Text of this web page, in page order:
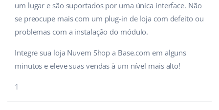
um lugar e são suportados por uma única interface. Não
se preocupe mais com um plug-in de loja com defeito ou
problemas com a instalação do módulo.
Integre sua loja Nuvem Shop a Base.com em alguns
minutos e eleve suas vendas à um nível mais alto!
1